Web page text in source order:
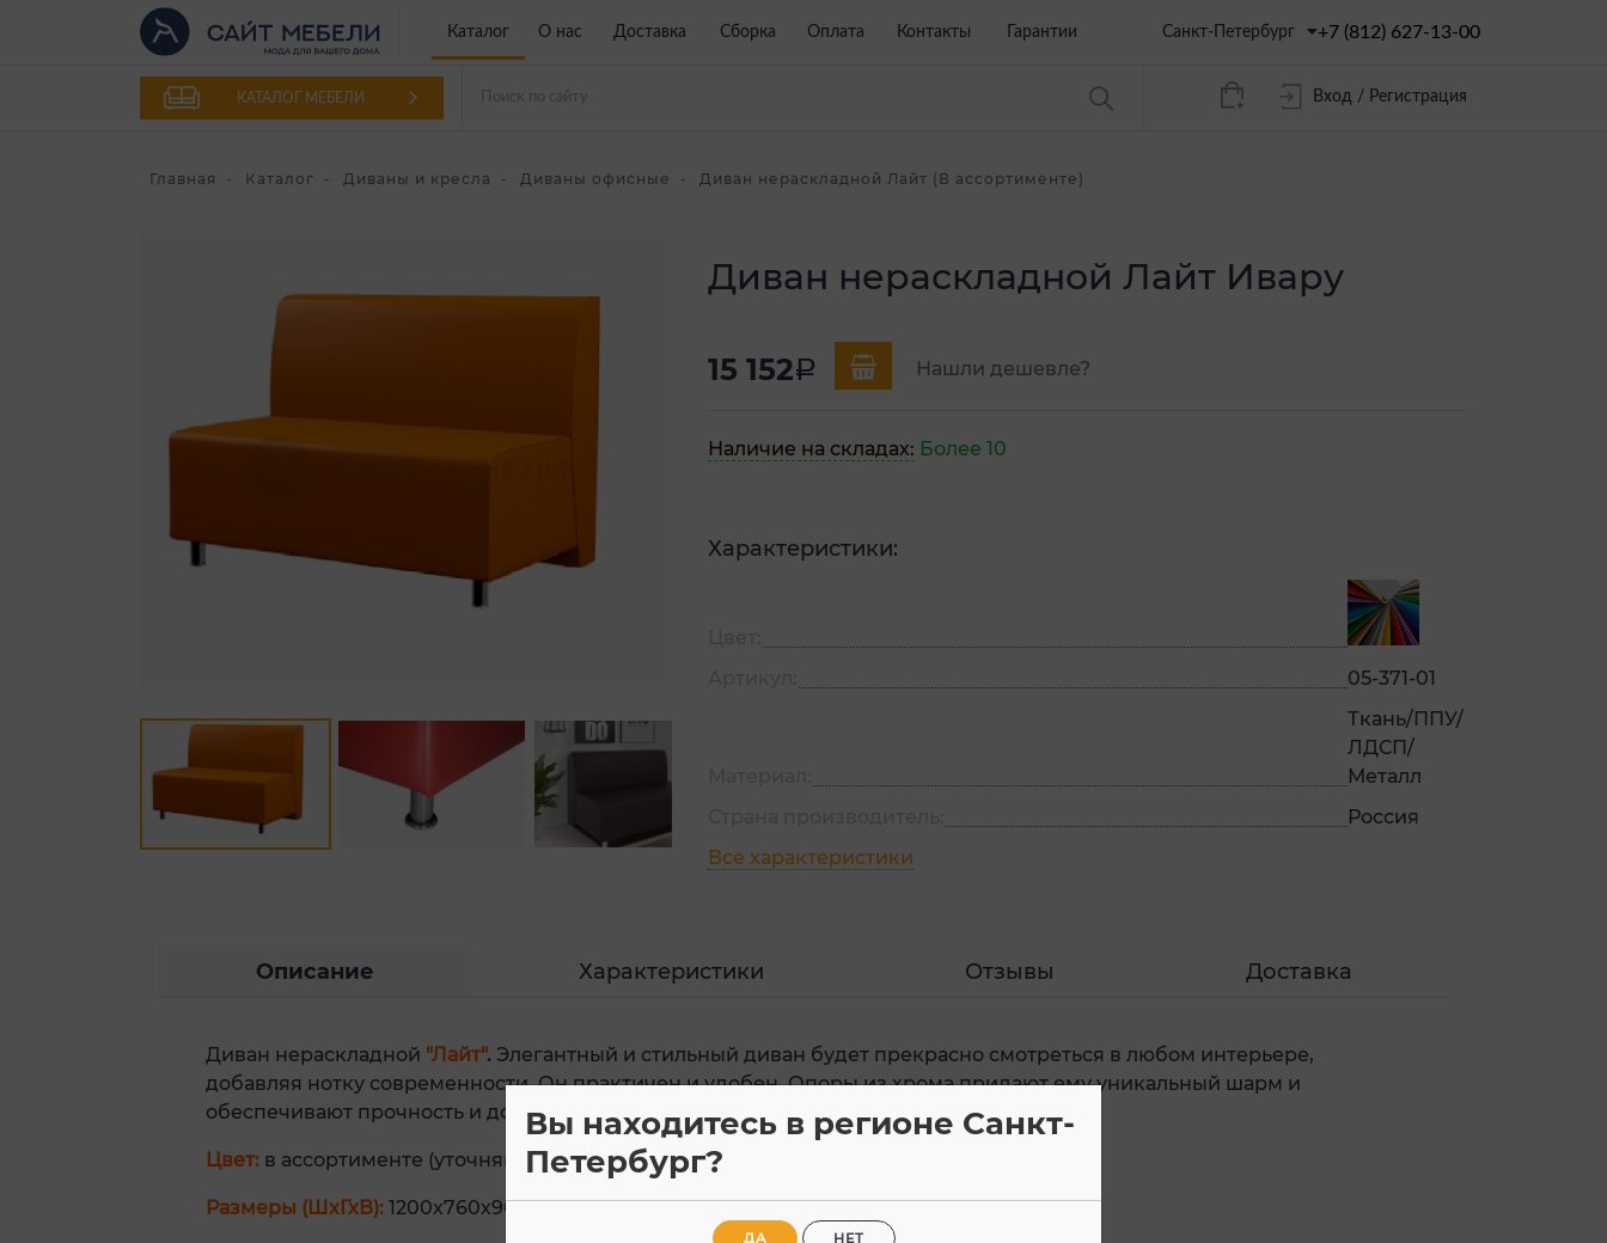
Каталог О нас Доставка Сборка Оплата Контакты Гарантии Санкт-Петербург +7 (812) 627-13-00
КАТАЛОГ МЕБЕЛИ Вход / Регистрация
Главная Каталог Диваны и кресла Диваны офисные Диван нераскладной Лайт (В ассортименте)
Диван нераскладной Лайт Ивару
15 152a Нашли дешевле?
Наличие на складах: Более 10
Характеристики:
05-371-01
Ткань/ППУ/
ЛДСП/
Металл
Россия
Все характеристики
Описание Характеристики Отзывы Доставка
Диван нераскладной "Лайт". Элегантный и стильный диван будет прекрасно смотреться в любом интерьере,
добавляя нотку современности. Он практичен и удобен. Опоры из хрома придают ему уникальный шарм и
обеспечивают прочность и долговечность.
Цвет: в ассортименте (уточняйте у менеджера)
Размеры (ШхГхВ): 1200х760х900 мм
Вы находитесь в регионе Санкт-
Петербург?
ДА НЕТ